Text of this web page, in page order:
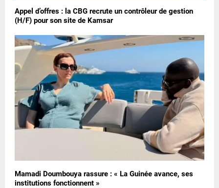
Appel d’offres : la CBG recrute un contrôleur de gestion
(H/F) pour son site de Kamsar
Mamadi Doumbouya rassure : « La Guinée avance, ses
institutions fonctionnent »